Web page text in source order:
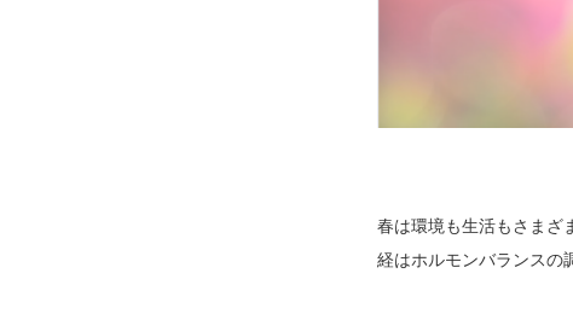
春は環境も生活もさまざ
経はホルモンバランスの